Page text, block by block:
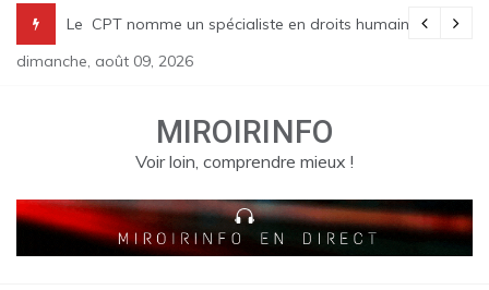
content
massives des haïtiens.
l’État d’urgence | Près 40 personnes tuées dans un incendie
Le CPT nomme un spécialiste en droits humains parmi
dimanche, août 09, 2026
MIROIRINFO
Voir loin, comprendre mieux !